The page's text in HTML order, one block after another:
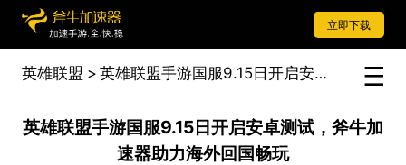
立即下载
英雄联盟 > 英雄联盟手游国服9.15日开启安卓测试，斧牛加速器助力海外回国畅玩
英雄联盟手游国服9.15日开启安卓测试，斧牛加
速器助力海外回国畅玩